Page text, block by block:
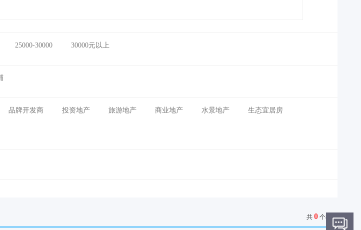
25000-30000 30000元以上
品牌开发商 投资地产 旅游地产 商业地产 水景地产 生态宜居房
共 0 个楼盘